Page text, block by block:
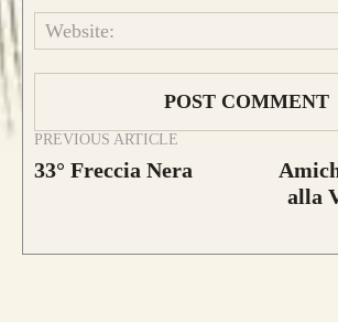
modello sono leDUElamine di
Tasso, Osage o Bambù
da 800€
PREVIOUS ARTICLE
33° Freccia Nera
alla